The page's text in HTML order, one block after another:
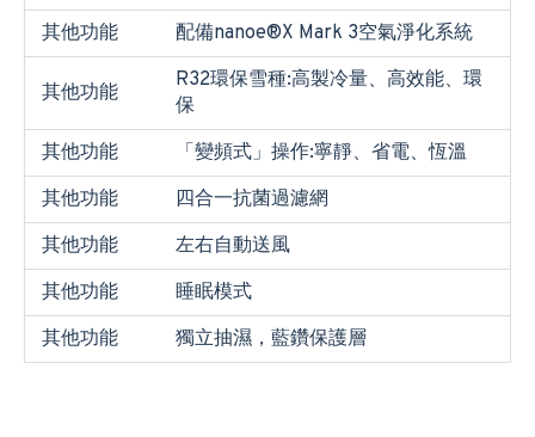
其他功能
配備nanoe®X Mark 3空氣淨化系統
其他功能
R32環保雪種:高製冷量、高效能、環
保
其他功能
「變頻式」操作:寧靜、省電、恆溫
其他功能
四合一抗菌過濾網
其他功能
左右自動送風
其他功能
睡眠模式
其他功能
獨立抽濕，藍鑽保護層